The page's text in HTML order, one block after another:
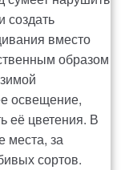
создать
вместо
образом
освещение,
её цветения. В
места, за
сортов.